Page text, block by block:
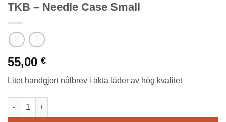
TKB – Needle Case Small
55,00 €
Litet handgjort nålbrev i äkta läder av hög kvalitet
TKB - Needle Case Small mängd